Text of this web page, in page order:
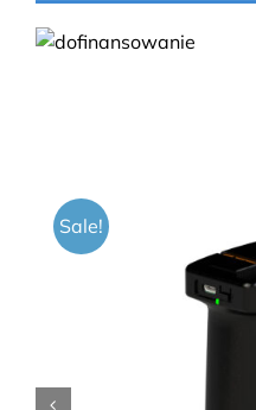
Sale!